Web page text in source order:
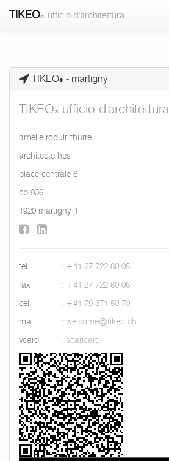
TIKEO® ufficio d'architettura
contact
-
TIKEO
ufficio
TIKEO® - martigny
TIKEO® ufficio d'architettura
amélie roduit-thurre
architecte hes
place centrale 6
cp 936
1920 martigny 1
tel. : +41 27 722 60 05
fax : +41 27 722 60 06
cel. : +41 79 371 50 70
mail :welcome@tikeo.ch
vcard : scaricare